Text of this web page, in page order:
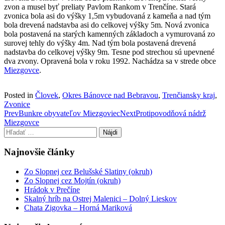
zvon a musel byť preliaty Pavlom Rankom v Trenčíne. Stará
zvonica bola asi do výšky 1,5m vybudovaná z kameňa a nad tým
bola drevená nadstavba asi do celkovej výšky 5m. Nová zvonica
bola postavená na starých kamenných základoch a vymurovaná zo
surovej tehly do výšky 4m. Nad tým bola postavená drevená
nadstavba do celkovej výšky 9m. Tesne pod strechou sú upevnené
dva zvony. Opravená bola v roku 1992. Nachádza sa v strede obce
Miezgovce.
Posted in Človek, Okres Bánovce nad Bebravou, Trenčiansky kraj,
Zvonice
Post
navigation
PrevBunkre obyvateľov MiezgoviecNextProtipovodňová nádrž
Miezgovce
Hľadať:
Najnovšie články
Zo Slopnej cez Belušské Slatiny (okruh)
Zo Slopnej cez Mojtín (okruh)
Hrádok v Prečíne
Skalný hríb na Ostrej Malenici – Dolný Lieskov
Chata Zigovka – Horná Mariková